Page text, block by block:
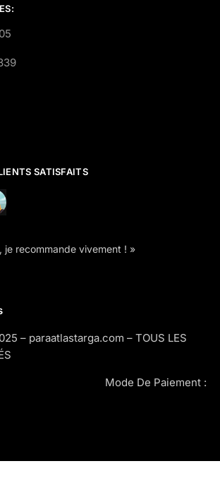
SATISFAITS
je recommande vivement ! »
– paraatlastarga.com – TOUS LES
Mode De Paiement :